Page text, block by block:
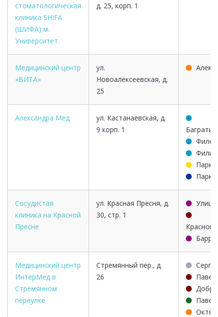
стоматологическая
клиника SHIFA
(ШИФА) м.
Университет
д. 25, корп. 1
Медицинский центр
«ВИТА»
ул.
Новоалексеевская, д.
25
Александра Мед
ул. Кастанаевская, д.
9 корп. 1
Фили
Парк
Парк
Сосудистая
клиника на Красной
Пресне
ул. Красная Пресня, д.
30, стр. 1
Улица
Медицинский центр
ИнтерМед в
Стремянном
переулке
Стремянный пер., д.
26